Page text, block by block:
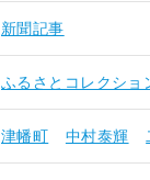
新聞記事
ふるさとコレクショ
津幡町 中村泰輝